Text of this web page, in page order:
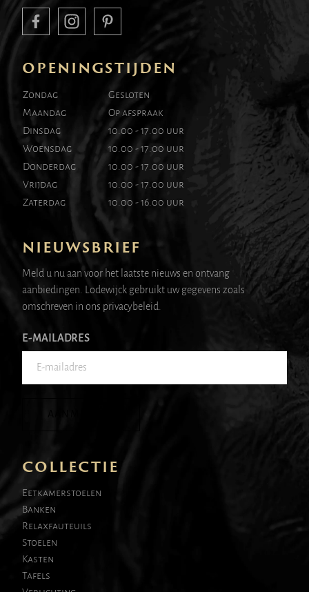
OPENINGSTIJDEN
Zondag
Gesloten
Maandag
Op afspraak
Dinsdag
10.00 - 17.00 uur
Woensdag
10.00 - 17.00 uur
Donderdag
10.00 - 17.00 uur
Vrijdag
10.00 - 17.00 uur
Zaterdag
10.00 - 16.00 uur
NIEUWSBRIEF
Meld u nu aan voor het laatste nieuws en ontvang
aanbiedingen. Lodewijck gebruikt uw gegevens zoals
omschreven in ons privacybeleid.
E-MAILADRES
COLLECTIE
Eetkamerstoelen
Banken
Relaxfauteuils
Stoelen
Kasten
Tafels